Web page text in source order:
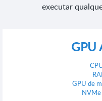
executar
GPU
GPU de